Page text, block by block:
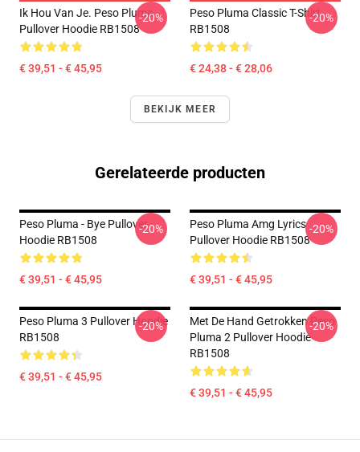
Ik Hou Van Je. Peso Pluma
Pullover Hoodie RB1508
€ 39,51 - € 45,95
-20%
Peso Pluma Classic T-Shirt
RB1508
€ 24,38 - € 28,06
-20%
BEKIJK MEER
Gerelateerde producten
Peso Pluma - Bye Pullover
Hoodie RB1508
€ 39,51 - € 45,95
-20%
Peso Pluma Amg Lyrics
Pullover Hoodie RB1508
€ 39,51 - € 45,95
-20%
Peso Pluma 3 Pullover Hoodie
RB1508
€ 39,51 - € 45,95
-20%
Met De Hand Getrokken Peso
Pluma 2 Pullover Hoodie
RB1508
€ 39,51 - € 45,95
-20%